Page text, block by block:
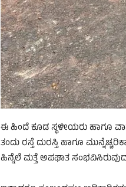
ಈ ಹಿಂದೆ ಕೂಡ ಸ್ಥಳೀಯರು ಹಾಗೂ
ತಂದು ರಸ್ತೆ ದುರಸ್ತಿ ಹಾಗೂ
ಹಿನ್ನೆಲೆ ಮತ್ತೆ ಅಪಘಾತ